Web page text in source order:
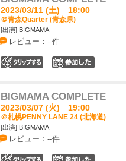
2023/03/11 (土) 18:00
＠青森Quarter (青森県)
[出演] BIGMAMA
レビュー：--件
BIGMAMA COMPLETE
2023/03/07 (火) 19:00
＠札幌PENNY LANE 24 (北海道)
[出演] BIGMAMA
レビュー：--件